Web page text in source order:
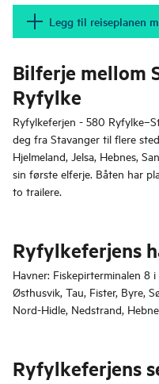
Legg til reiseplanen
Bilferje mellom
Ryfylke
Ryfylkeferjen - 580
deg fra Stavanger til flere
Hjelmeland, Jelsa, Hebnes,
sin første elferje. Båten har
to trailere.
Ryfylkeferjens
Havner: Fiskepirterminalen 8
Østhusvik, Tau, Fister, Byre,
Nord-Hidle, Nedstrand,
Ryfylkeferjens